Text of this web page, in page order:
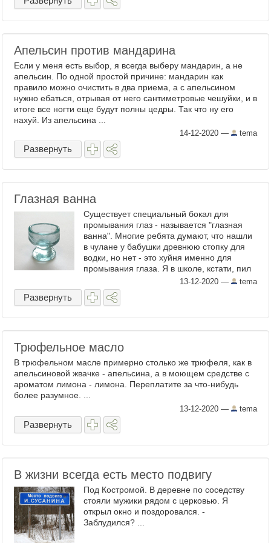
Апельсин против мандарина
Если у меня есть выбор, я всегда выберу мандарин, а не
апельсин. По одной простой причине: мандарин как
правило можно очистить в два приема, а с апельсином
нужно ебаться, отрывая от него сантиметровые чешуйки, и в
итоге все ногти еще будут полны цедры. Так что ну его
нахуй. Из апельсина ...
14-12-2020 — tema
Развернуть
Глазная ванна
Существует специальный бокал для
промывания глаз - называется "глазная
ванна". Многие ребята думают, что нашли
в чулане у бабушки древнюю стопку для
водки, но нет - это хуйня именно для
промывания глаза. Я в школе, кстати, пил
из такой рюмки водку - довольно мерзко.
Продается в любой ...
13-12-2020 — tema
Развернуть
Трюфельное масло
В трюфельном масле примерно столько же трюфеля, как в
апельсиновой жвачке - апельсина, а в моющем средстве с
ароматом лимона - лимона. Переплатите за что-нибудь
более разумное. ...
13-12-2020 — tema
Развернуть
В жизни всегда есть место подвигу
Под Костромой. В деревне по соседству
стояли мужики рядом с церковью. Я
открыл окно и поздоровался. -
Заблудился? ...